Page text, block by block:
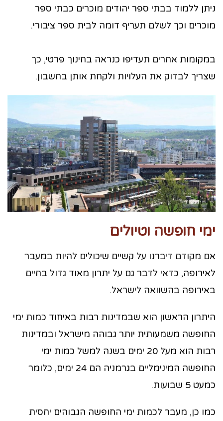
ניתן ללמוד בבתי ספר יהודים מוכרים כבתי ספר
מוכרים וכך לשלם תעריף דומה לבית ספר ציבורי.
במקומות אחרים תעדיפו כנראה בחינוך פרטי, כך
שצריך לבדוק את העלויות ולקחת אותן בחשבון.
ימי חופשה וטיולים
אם מקודם דיברנו על קשיים שיכולים להיות במעבר
לאירופה, כדאי לדבר גם על יתרון מאוד גדול בחיים
באירופה בהשוואה לישראל.
היתרון הראשון הוא שבמדינות רבות באיחוד כמות ימי
החופשה משמעותית יותר גבוהה מישראל ובמדינות
רבות הוא מעל 20 ימים בשנה למשל כמות ימי
החופשה המינימליים בגרמניה הם 24 ימים, כלומר
כמעט 5 שבועות.
כמו כן, מעבר לכמות ימי החופשה הגבוהים יחסית